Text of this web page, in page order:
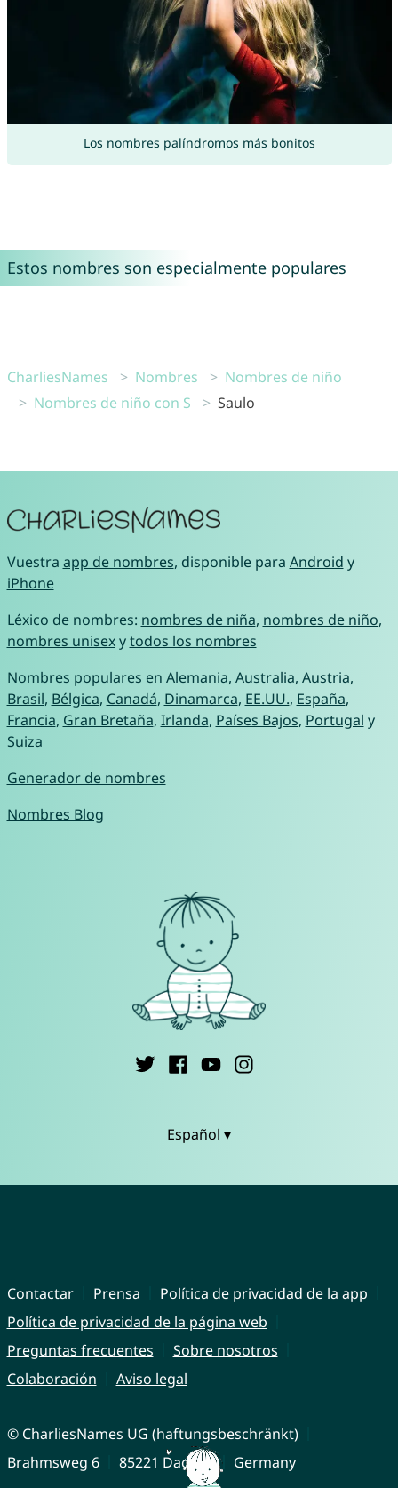
Los nombres palíndromos más bonitos
Estos nombres son especialmente populares
CharliesNames Nombres
Nombres de niño
Nombres de niño con S
Saulo
Vuestra app de nombres, disponible para Android y
iPhone
Léxico de nombres: nombres de niña, nombres de niño,
nombres unisexytodos los nombres
Nombres populares en Alemania, Australia, Austria,
Brasil, Bélgica, Canadá, Dinamarca, EE.UU., España,
Francia, Gran Bretaña, Irlanda, Países Bajos, Portugal y
Suiza
Generador de nombres
Nombres Blog
Español ▾
Contactar Prensa
Política de privacidad de la app
Política de privacidad de la página web
Preguntas frecuentes
Sobre nosotros
Colaboración
Aviso legal
© CharliesNames UG (haftungsbeschränkt)
Brahmsweg 6
85221 Dachau Germany